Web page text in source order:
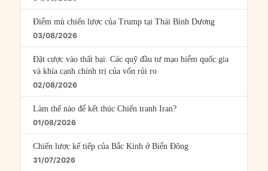
Điểm mù chiến lược của Trump tại Thái Bình Dương
03/08/2026
Đặt cược vào thất bại: Các quỹ đầu tư mạo hiểm quốc gia
và khía cạnh chính trị của vốn rủi ro
02/08/2026
Làm thế nào để kết thúc Chiến tranh Iran?
01/08/2026
Chiến lược kế tiếp của Bắc Kinh ở Biển Đông
31/07/2026